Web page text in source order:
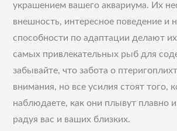
украшением вашего аквариума. Их
внешность, интересное поведение и
способности по адаптации делают
самых привлекательных рыб для
забывайте, что забота о
внимания, но все усилия стоят того,
наблюдаете, как они плывут плавно
радуя вас и ваших близких.